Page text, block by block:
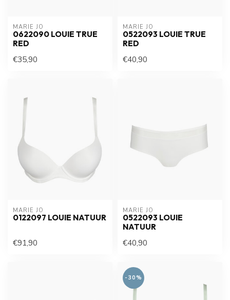
MARIE JO
0622090 LOUIE TRUE
RED
€35,90
MARIE JO
0522093 LOUIE TRUE
RED
€40,90
MARIE JO
0122097 LOUIE NATUUR
€91,90
MARIE JO
0522093 LOUIE
NATUUR
€40,90
-30%